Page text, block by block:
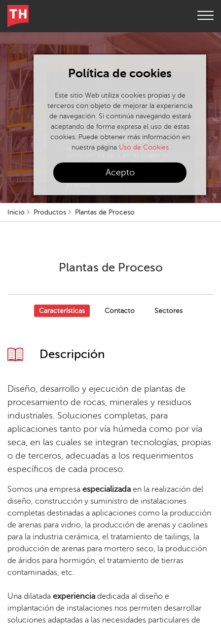
Política de cookies
Este sitio Web utiliza cookies propias y de
terceros con objeto de mejorar la experiencia
de navegación. Si continúa navegando estará
aceptando de forma expresa el uso de estas
cookies. Puede obtener más información en
nuestra página Uso de Cookies
Acepto
Plantas de Proceso
Diseño, desarrollo y ejecución de
plantas de procesamiento de rocas,
minerales y residuos industriales.
Soluciones completas, para
aplicaciones tanto por vía húmeda
integran tecnologías, propias o de
terceros, adecuadas a los
requerimientos específicos de cada
proceso.
Inicio Productos Plantas de Proceso
Plantas de Proceso
Características Contacto Sectores
Descripción
Diseño, desarrollo y ejecución de plantas de
procesamiento de rocas, minerales y residuos
industriales. Soluciones completas, para
aplicaciones tanto por vía húmeda como por vía
seca, en las cuales se integran tecnologías, propias
o de terceros, adecuadas a los requerimientos
específicos de cada proceso.
Somos una empresa especializada en la realización del
diseño, construcción y suministro de instalaciones
completas destinadas a aplicaciones como la producción
de arenas para vidrio, la producción de arenas y caolines
para la industria cerámica, el tratamiento de tailings, la
producción de arenas para mortero seco, la producción
de áridos para hormigón, el tratamiento de tierras
contaminadas, etc.
Una dilatada experiencia dedicada al diseño e
implantación de instalaciones nos permiten desarrollar
soluciones adaptadas a las necesidades particulares de